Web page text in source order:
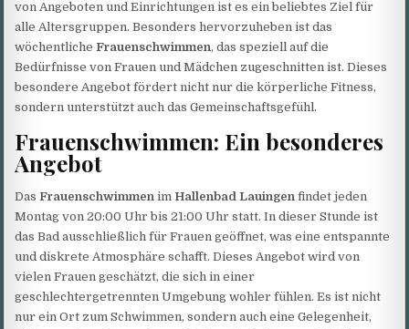
von Angeboten und Einrichtungen ist es ein beliebtes Ziel für
alle Altersgruppen. Besonders hervorzuheben ist das
wöchentlicheFrauenschwimmen, das speziell auf die
Bedürfnisse von Frauen und Mädchen zugeschnitten ist. Dieses
besondere Angebot fördert nicht nur die körperliche Fitness,
sondern unterstützt auch das Gemeinschaftsgefühl.
Frauenschwimmen: Ein besonderes
Angebot
DasFrauenschwimmen im Hallenbad Lauingen findet jeden
Montag von 20:00 Uhr bis 21:00 Uhr statt. In dieser Stunde ist
das Bad ausschließlich für Frauen geöffnet, was eine entspannte
und diskrete Atmosphäre schafft. Dieses Angebot wird von
vielen Frauen geschätzt, die sich in einer
geschlechtergetrennten Umgebung wohler fühlen. Es ist nicht
nur ein Ort zum Schwimmen, sondern auch eine Gelegenheit,